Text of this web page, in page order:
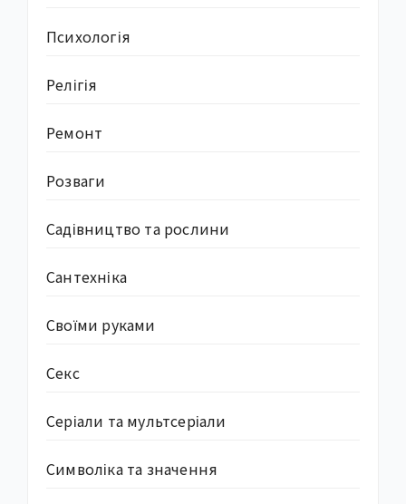
Психологія
Релігія
Ремонт
Розваги
Садівництво та рослини
Сантехніка
Своїми руками
Секс
Серіали та мультсеріали
Символіка та значення